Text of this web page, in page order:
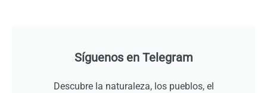
Síguenos en Telegram
Descubre la naturaleza, los pueblos, el